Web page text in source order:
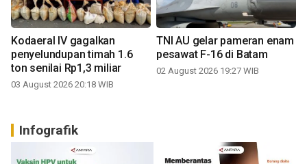
Kodaeral IV gagalkan
penyelundupan timah 1.6
ton senilai Rp1,3 miliar
03 August 2026 20:18 WIB
TNI AU gelar pameran enam
pesawat F-16 di Batam
02 August 2026 19:27 WIB
Infografik